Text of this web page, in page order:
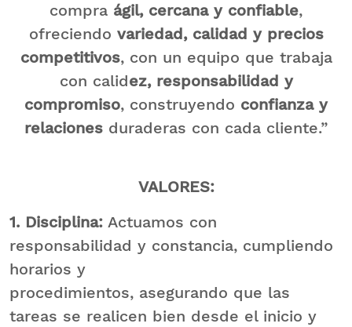
compra ágil, cercana y confiable,
ofreciendo variedad, calidad y precios
competitivos, con un equipo que trabaja
con calidez, responsabilidad y
compromiso, construyendo confianza y
relaciones duraderas con cada cliente.”​
VALORES:
1. Disciplina: Actuamos con
responsabilidad y constancia, cumpliendo
horarios y
procedimientos, asegurando que las
tareas se realicen bien desde el inicio y